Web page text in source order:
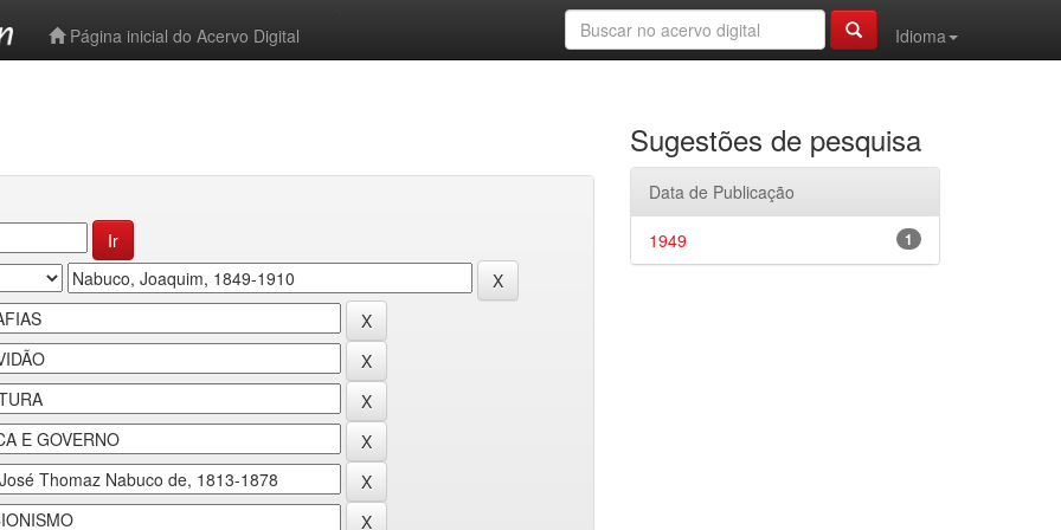
Página inicial do Acervo Digital
Idioma
Sugestões de pesquisa
Data de Publicação
1
1949